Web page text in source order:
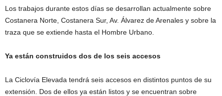
Los trabajos durante estos días se desarrollan actualmente sobre
Costanera Norte, Costanera Sur, Av. Álvarez de Arenales y sobre la
traza que se extiende hasta el Hombre Urbano.
Ya están construidos dos de los seis accesos
La Ciclovía Elevada tendrá seis accesos en distintos puntos de su
extensión. Dos de ellos ya están listos y se encuentran sobre